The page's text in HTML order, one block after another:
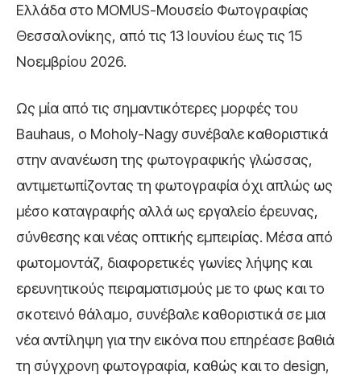
Ελλάδα στο MOMUS-Μουσείο Φωτογραφίας
Θεσσαλονίκης, από τις 13 Ιουνίου έως τις 15
Νοεμβρίου 2026.
Ως μία από τις σημαντικότερες μορφές του
Bauhaus, ο Moholy-Nagy συνέβαλε καθοριστικά
στην ανανέωση της φωτογραφικής γλώσσας,
αντιμετωπίζοντας τη φωτογραφία όχι απλώς ως
μέσο καταγραφής αλλά ως εργαλείο έρευνας,
σύνθεσης και νέας οπτικής εμπειρίας. Μέσα από
φωτομοντάζ, διαφορετικές γωνίες λήψης και
ερευνητικούς πειραματισμούς με το φως και το
σκοτεινό θάλαμο, συνέβαλε καθοριστικά σε μια
νέα αντίληψη για την εικόνα που επηρέασε βαθιά
τη σύγχρονη φωτογραφία, καθώς και το design,